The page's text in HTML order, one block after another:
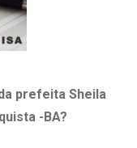
prefeita Sheila
-BA?